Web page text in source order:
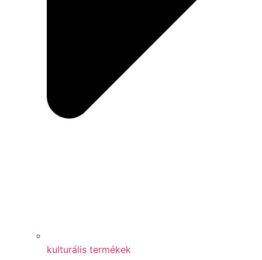
kulturális termékek